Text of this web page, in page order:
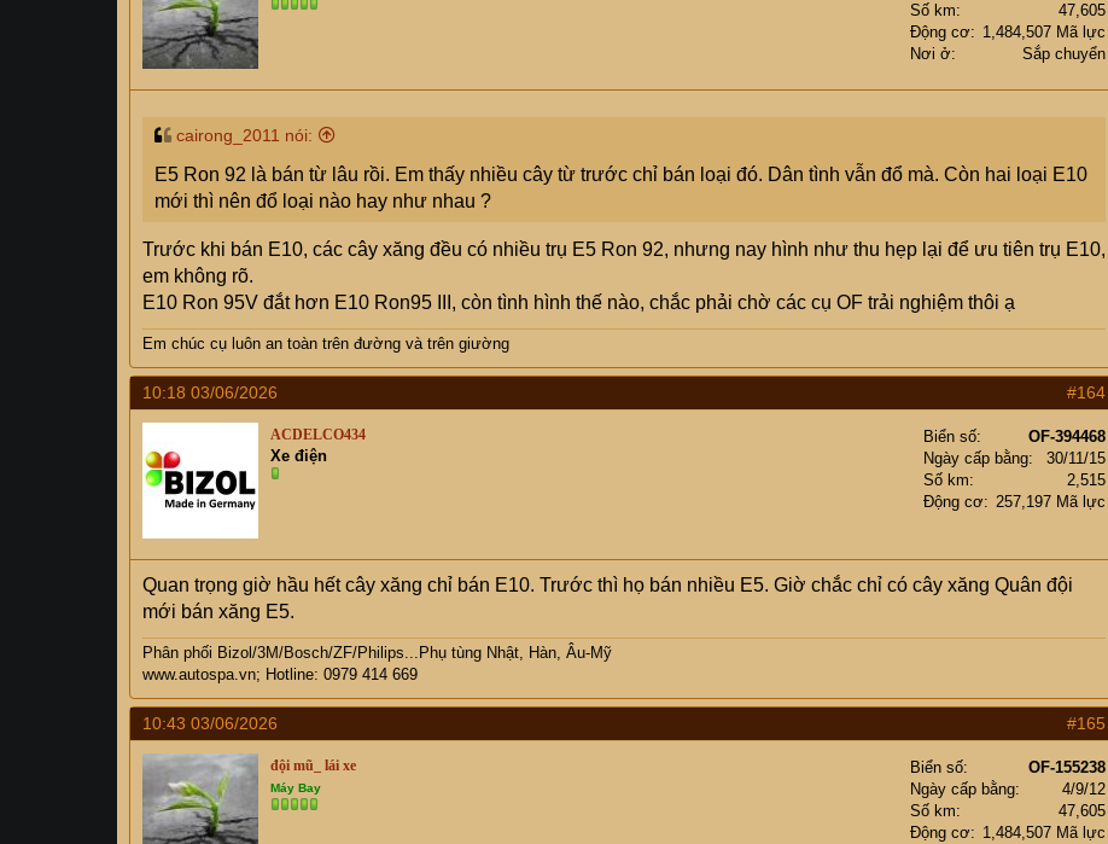
Số km
47,605
Động cơ
1,484,507 Mã lực
Nơi ở
Sắp chuyển
cairong_2011 nói:
E5 Ron 92 là bán từ lâu rồi. Em thấy nhiều cây từ trước chỉ bán loại đó. Dân tình vẫn đổ mà. Còn hai loại E10
mới thì nên đổ loại nào hay như nhau ?
Trước khi bán E10, các cây xăng đều có nhiều trụ E5 Ron 92, nhưng nay hình như thu hẹp lại để ưu tiên trụ E10,
em không rõ.
E10 Ron 95V đắt hơn E10 Ron95 III, còn tình hình thế nào, chắc phải chờ các cụ OF trải nghiệm thôi ạ
Em chúc cụ luôn an toàn trên đường và trên giường
10:18 03/06/2026 #164
ACDELCO434
Xe điện
Biển số
OF-394468
Ngày cấp bằng
30/11/15
Số km
2,515
Động cơ
257,197 Mã lực
Quan trọng giờ hầu hết cây xăng chỉ bán E10. Trước thì họ bán nhiều E5. Giờ chắc chỉ có cây xăng Quân đội
mới bán xăng E5.
Phân phối Bizol/3M/Bosch/ZF/Philips...Phụ tùng Nhật, Hàn, Âu-Mỹ
www.autospa.vn; Hotline: 0979 414 669
10:43 03/06/2026 #165
đội mũ_ lái xe
Máy Bay
Biển số
OF-155238
Ngày cấp bằng
4/9/12
Số km
47,605
Động cơ
1,484,507 Mã lực